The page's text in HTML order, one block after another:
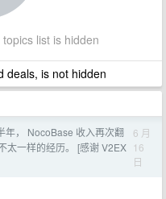
list is hidden
deals, is not hidden
年， NocoBase 收入再次翻
太一样的经历。 [感谢 V2EX
6 月
16
日